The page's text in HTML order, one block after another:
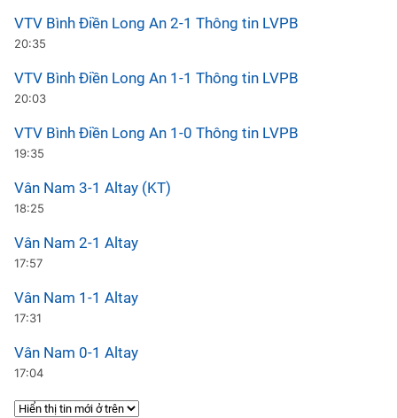
VTV Bình Điền Long An 2-1 Thông tin LVPB
20:35
VTV Bình Điền Long An 1-1 Thông tin LVPB
20:03
VTV Bình Điền Long An 1-0 Thông tin LVPB
19:35
Vân Nam 3-1 Altay (KT)
18:25
Vân Nam 2-1 Altay
17:57
Vân Nam 1-1 Altay
17:31
Vân Nam 0-1 Altay
17:04